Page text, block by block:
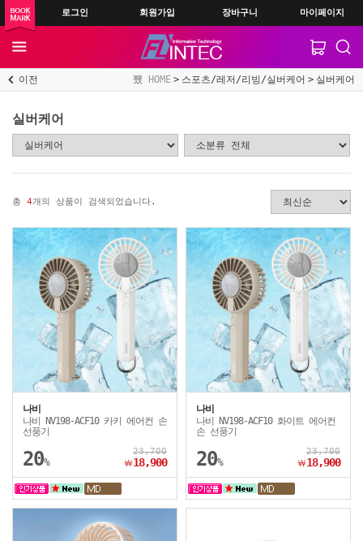
로그인 회원가입 장바구니 마이페이지
이전 HOME 스포츠/레저/리빙/실버케어 실버케어
실버케어
총 4개의 상품이 검색되었습니다.
나비
나비 NV198-ACF10 카키 에어컨 손
선풍기
20%
23,700
￦18,900
나비
나비 NV198-ACF10 화이트 에어컨
손 선풍기
20%
23,700
￦18,900